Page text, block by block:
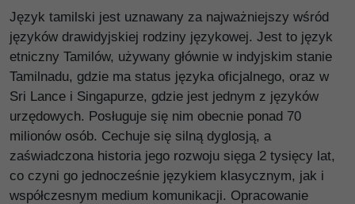
Język tamilski jest uznawany za najważniejszy wśród
języków drawidyjskiej rodziny językowej. Jest to język
etniczny Tamilów, używany głównie w indyjskim stanie
Tamilnadu, gdzie ma status języka oficjalnego, oraz w
Sri Lance i Singapurze, gdzie jest jednym z języków
urzędowych. Posługuje się nim obecnie ponad 70
milionów osób. Cechuje się silną dyglosją, a
zaświadczona historia jego rozwoju sięga 2 tysięcy lat,
co czyni go jednocześnie językiem klasycznym, jak i
współczesnym medium komunikacji. Opracowanie